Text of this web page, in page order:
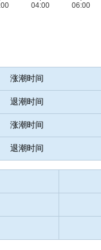
涨潮时间
退潮时间
涨潮时间
退潮时间